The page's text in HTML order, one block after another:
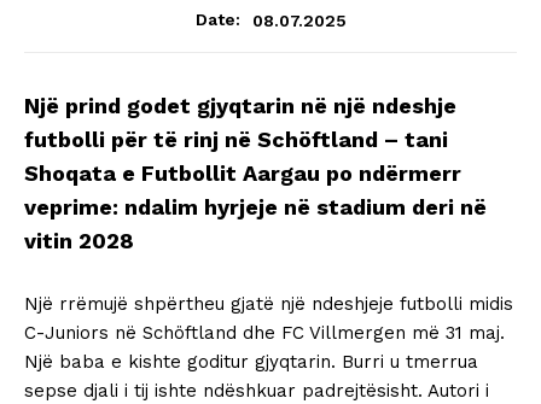
Date:
08.07.2025
Një prind godet gjyqtarin në një ndeshje
futbolli për të rinj në Schöftland – tani
Shoqata e Futbollit Aargau po ndërmerr
veprime: ndalim hyrjeje në stadium deri në
vitin 2028
Një rrëmujë shpërtheu gjatë një ndeshjeje futbolli midis
C-Juniors në Schöftland dhe FC Villmergen më 31 maj.
Një baba e kishte goditur gjyqtarin. Burri u tmerrua
sepse djali i tij ishte ndëshkuar padrejtësisht. Autori i